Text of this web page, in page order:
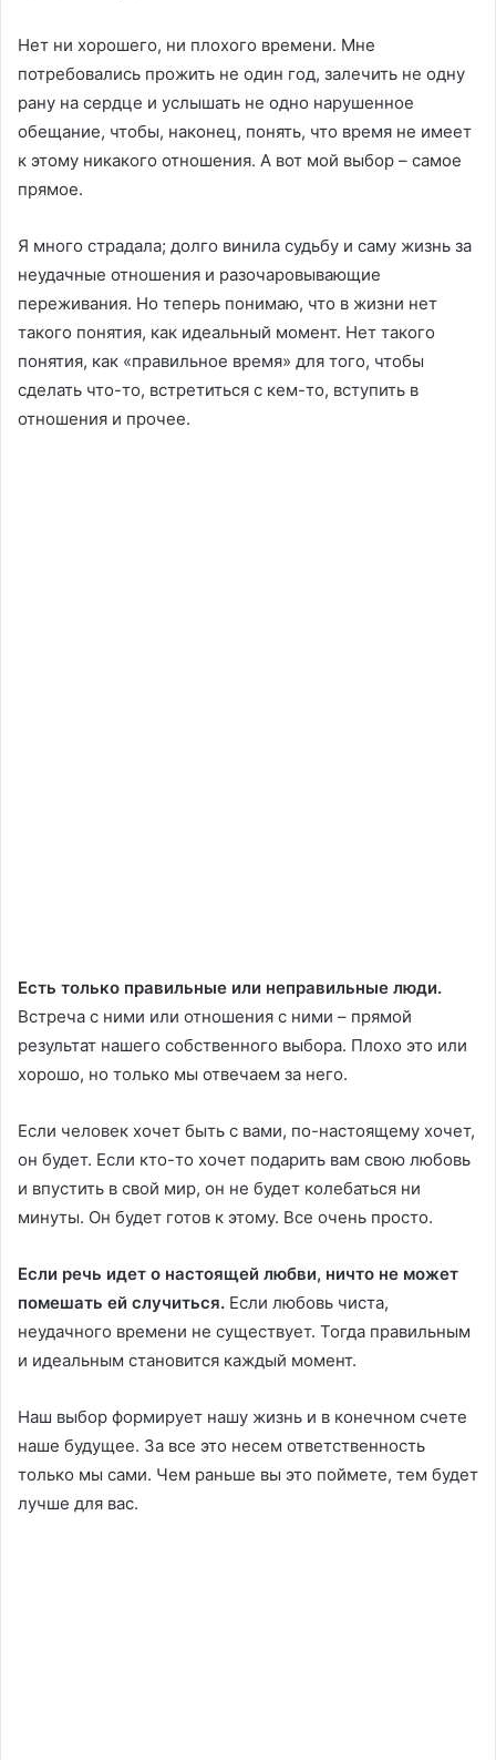
Нет ни хорошего, ни плохого времени. Мне
потребовались прожить не один год, залечить не одну
рану на сердце и услышать не одно нарушенное
обещание, чтобы, наконец, понять, что время не имеет
к этому никакого отношения. А вот мой выбор – самое
прямое.
Я много страдала; долго винила судьбу и саму жизнь за
неудачные отношения и разочаровывающие
переживания. Но теперь понимаю, что в жизни нет
такого понятия, как идеальный момент. Нет такого
понятия, как «правильное время» для того, чтобы
сделать что-то, встретиться с кем-то, вступить в
отношения и прочее.
Есть только правильные или неправильные люди.
Встреча с ними или отношения с ними – прямой
результат нашего собственного выбора. Плохо это или
хорошо, но только мы отвечаем за него.
Если человек хочет быть с вами, по-настоящему хочет,
он будет. Если кто-то хочет подарить вам свою любовь
и впустить в свой мир, он не будет колебаться ни
минуты. Он будет готов к этому. Все очень просто.
Если речь идет о настоящей любви, ничто не может
помешать ей случиться. Если любовь чиста,
неудачного времени не существует. Тогда правильным
и идеальным становится каждый момент.
Наш выбор формирует нашу жизнь и в конечном счете
наше будущее. За все это несем ответственность
только мы сами. Чем раньше вы это поймете, тем будет
лучше для вас.